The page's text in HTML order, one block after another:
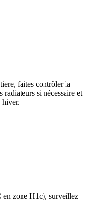
faites contrôler la
si nécessaire et
hiver.
en zone H1c), surveillez